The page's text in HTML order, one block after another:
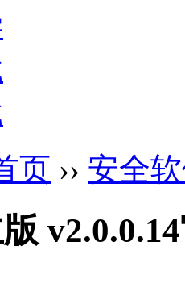
页 ›› 安全